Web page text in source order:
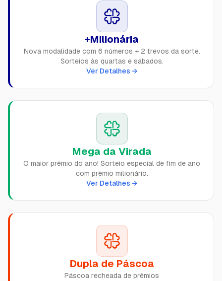
+Milionária
Nova modalidade com 6 números + 2 trevos da sorte.
Sorteios às quartas e sábados.
Ver Detalhes →
Mega da Virada
O maior prêmio do ano! Sorteio especial de fim de ano
com prêmio milionário.
Ver Detalhes →
Dupla de Páscoa
Páscoa recheada de prêmios